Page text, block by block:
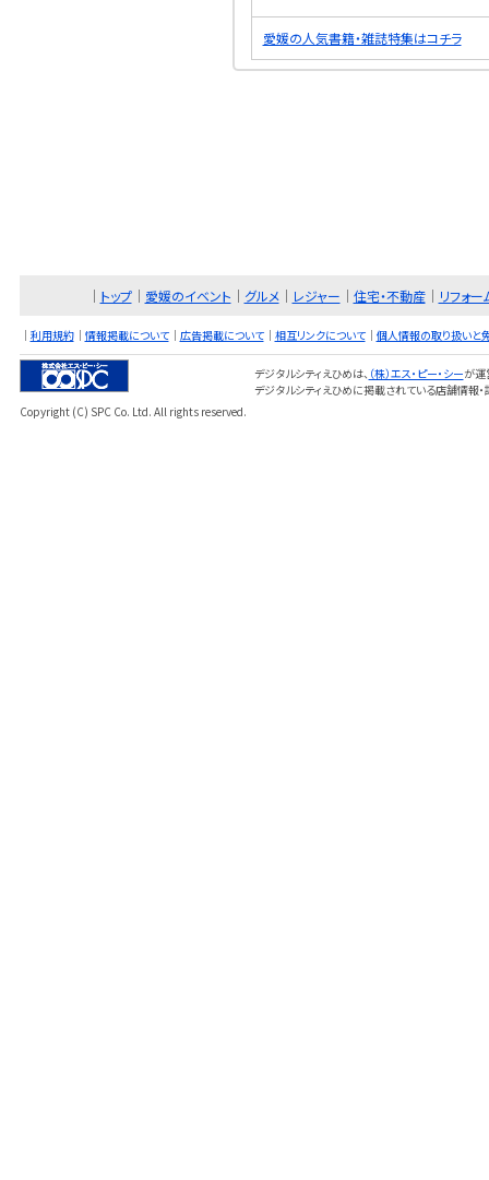
愛媛の人気書籍・雑誌特集はコチラ
｜ トップ｜ 愛媛のイベント ｜ グルメ｜ レジャー ｜ 住宅・不動産｜ リフォ
｜ 利用規約｜ 情報掲載について｜ 広告掲載について｜ 相互リンクについて｜ 個人情報の取り扱いと
デジタルシティえひめは、 （株）エス・ピー・シーが運
デジタルシティえひめに掲載されている店舗情報
Copyright (C) SPC Co. Ltd. All rights reserved.